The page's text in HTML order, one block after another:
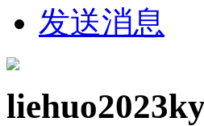
发送消息